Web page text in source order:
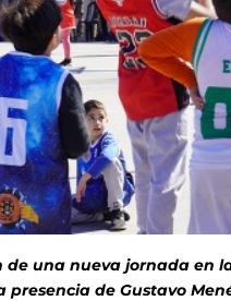
una nueva jornada en
de Gustavo